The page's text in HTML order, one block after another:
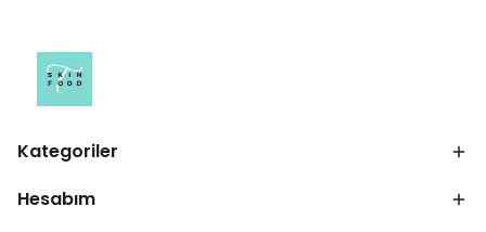
Kategoriler
Hesabım